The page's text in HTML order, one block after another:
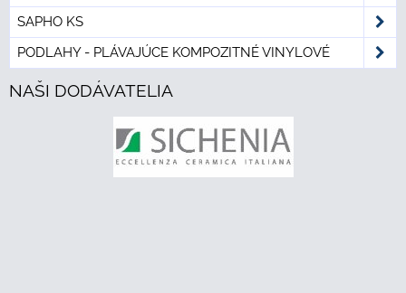
SAPHO KS
PODLAHY - PLÁVAJÚCE KOMPOZITNÉ VINYLOVÉ
NAŠI DODÁVATELIA